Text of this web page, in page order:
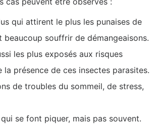
qui attirent le plus les punaises de
beaucoup souffrir de démangeaisons.
les plus exposés aux risques
la présence de ces insectes parasites.
de troubles du sommeil, de stress,
se font piquer, mais pas souvent.